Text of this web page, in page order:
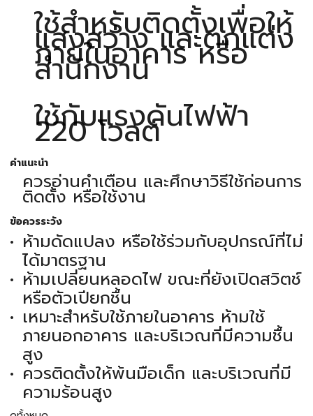
ใช้สำหรับติดตั้งเพื่อให้
แสงสว่าง และตกแต่ง
ภายในอาคาร หรือ
สำนักงาน
ใช้กับแรงดันไฟฟ้า
220 โวลต์
คำแนะนำ
ควรอ่านคำเตือน และศึกษาวิธีใช้ก่อนการ
ติดตั้ง หรือใช้งาน
ข้อควรระวัง
ห้ามดัดแปลง หรือใช้ร่วมกับอุปกรณ์ที่ไม่
ได้มาตรฐาน
ห้ามเปลี่ยนหลอดไฟ ขณะที่ยังเปิดสวิตช์
หรือตัวเปียกชื้น
เหมาะสำหรับใช้ภายในอาคาร ห้ามใช้
ภายนอกอาคาร และบริเวณที่มีความชื้น
สูง
ควรติดตั้งให้พ้นมือเด็ก และบริเวณที่มี
ความร้อนสูง